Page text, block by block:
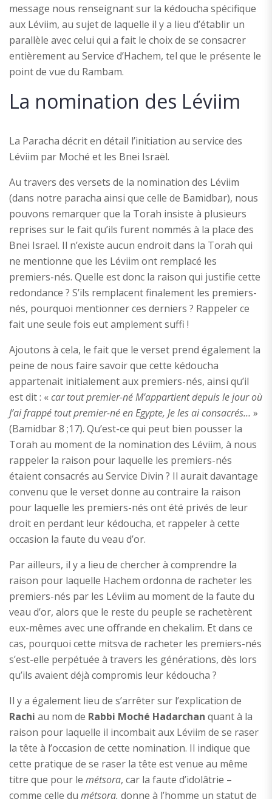
message nous renseignant sur la kédoucha spécifique
aux Léviim, au sujet de laquelle il y a lieu d’établir un
parallèle avec celui qui a fait le choix de se consacrer
entièrement au Service d’Hachem, tel que le présente le
point de vue du Rambam.
La nomination des Léviim
La Paracha décrit en détail l’initiation au service des
Léviim par Moché et les Bnei Israël.
Au travers des versets de la nomination des Léviim
(dans notre paracha ainsi que celle de Bamidbar), nous
pouvons remarquer que la Torah insiste à plusieurs
reprises sur le fait qu’ils furent nommés à la place des
Bnei Israel. Il n’existe aucun endroit dans la Torah qui
ne mentionne que les Léviim ont remplacé les
premiers-nés. Quelle est donc la raison qui justifie cette
redondance ? S’ils remplacent finalement les premiers-
nés, pourquoi mentionner ces derniers ? Rappeler ce
fait une seule fois eut amplement suffi !
Ajoutons à cela, le fait que le verset prend également la
peine de nous faire savoir que cette kédoucha
appartenait initialement aux premiers-nés, ainsi qu’il
est dit : «car tout premier-né M’appartient depuis le jour où
J’ai frappé tout premier-né en Egypte, Je les ai consacrés… »
(Bamidbar 8 ;17). Qu’est-ce qui peut bien pousser la
Torah au moment de la nomination des Léviim, à nous
rappeler la raison pour laquelle les premiers-nés
étaient consacrés au Service Divin ? Il aurait davantage
convenu que le verset donne au contraire la raison
pour laquelle les premiers-nés ont été privés de leur
droit en perdant leur kédoucha, et rappeler à cette
occasion la faute du veau d’or.
Par ailleurs, il y a lieu de chercher à comprendre la
raison pour laquelle Hachem ordonna de racheter les
premiers-nés par les Léviim au moment de la faute du
veau d’or, alors que le reste du peuple se rachetèrent
eux-mêmes avec une offrande en chekalim. Et dans ce
cas, pourquoi cette mitsva de racheter les premiers-nés
s’est-elle perpétuée à travers les générations, dès lors
qu’ils avaient déjà compromis leur kédoucha ?
Il y a également lieu de s’arrêter sur l’explication de
Rachi au nom de Rabbi Moché Hadarchan quant à la
raison pour laquelle il incombait aux Léviim de se raser
la tête à l’occasion de cette nomination. Il indique que
cette pratique de se raser la tête est venue au même
titre que pour le métsora, car la faute d’idolâtrie –
comme celle du métsora, donne à l’homme un statut de